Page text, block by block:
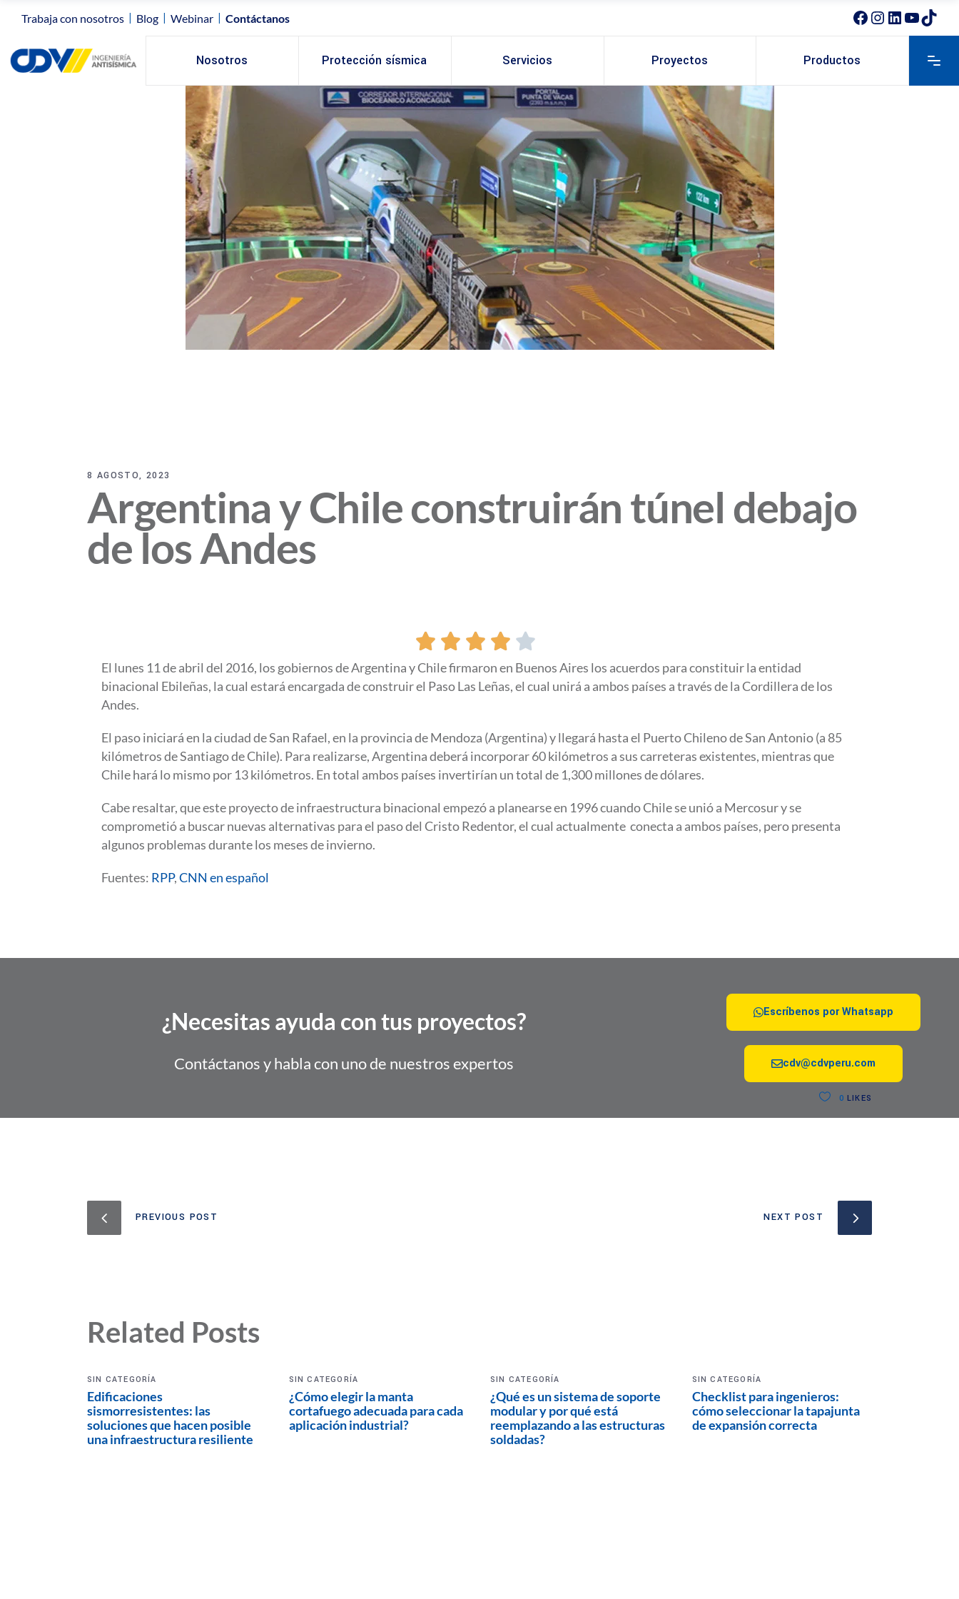
Trabaja con nosotros | Blog | Webinar | Contáctanos
Nosotros Protección sísmica Servicios Proyectos Productos
8 AGOSTO, 2023
Argentina y Chile construirán túnel debajo
de los Andes
    
El lunes 11 de abril del 2016, los gobiernos de Argentina y Chile firmaron en Buenos Aires los acuerdos para constituir la entidad
binacional Ebileñas, la cual estará encargada de construir el Paso Las Leñas, el cual unirá a ambos países a través de la Cordillera de los
Andes.
El paso iniciará en la ciudad de San Rafael, en la provincia de Mendoza (Argentina) y llegará hasta el Puerto Chileno de San Antonio (a 85
kilómetros de Santiago de Chile). Para realizarse, Argentina deberá incorporar 60 kilómetros a sus carreteras existentes, mientras que
Chile hará lo mismo por 13 kilómetros. En total ambos países invertirían un total de 1,300 millones de dólares.
Cabe resaltar, que este proyecto de infraestructura binacional empezó a planearse en 1996 cuando Chile se unió a Mercosur y se
comprometió a buscar nuevas alternativas para el paso del Cristo Redentor, el cual actualmente conecta a ambos países, pero presenta
algunos problemas durante los meses de invierno.
Fuentes: RPP,CNN en español
¿Necesitas ayuda con tus proyectos?
Contáctanos y habla con uno de nuestros expertos
Escríbenos por Whatsapp
cdv@cdvperu.com
0 LIKES
PREVIOUS POST NEXT POST
Related Posts
SIN CATEGORÍA
Edificaciones
sismorresistentes: las
soluciones que hacen posible
una infraestructura resiliente
SIN CATEGORÍA
¿Cómo elegir la manta
cortafuego adecuada para cada
aplicación industrial?
SIN CATEGORÍA
¿Qué es un sistema de soporte
modular y por qué está
reemplazando a las estructuras
soldadas?
SIN CATEGORÍA
Checklist para ingenieros:
cómo seleccionar la tapajunta
de expansión correcta